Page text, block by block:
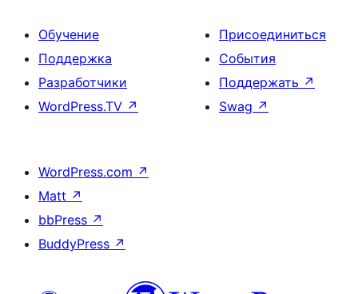
Обучение
Поддержка
Разработчики
WordPress.TV ↗
Присоединиться
События
Поддержать ↗
Swag ↗
WordPress.com ↗
Matt ↗
bbPress ↗
BuddyPress ↗